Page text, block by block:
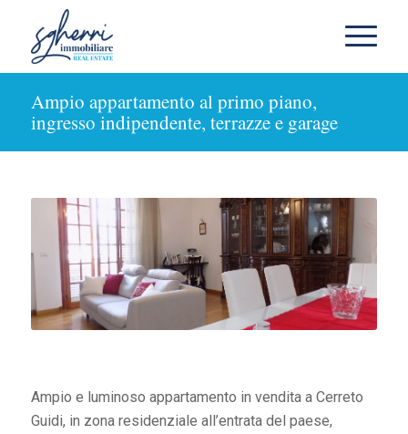
Ampio appartamento al primo piano,
ingresso indipendente, terrazze e garage
Ampio e luminoso appartamento in vendita a Cerreto
Guidi, in zona residenziale all’entrata del paese,